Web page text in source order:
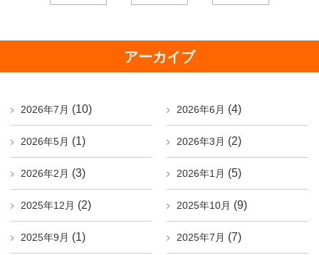
アーカイブ
2026年7月 (10) 2026年6月 (4)
2026年5月 (1) 2026年3月 (2)
2026年2月 (3) 2026年1月 (5)
2025年12月 (2) 2025年10月 (9)
2025年9月 (1) 2025年7月 (7)